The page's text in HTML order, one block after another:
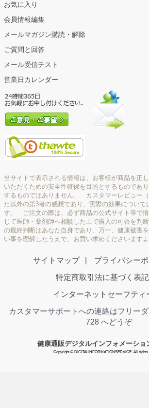
お気に入り
会員情報編集
メールマガジン購読・解除
ご質問と回答
メール受信テスト
営業日カレンダー
当サイトで表示される情報は、お客様が商品を正
いただくための安全性確保を目的とするものであ
するものではありません。 カスタマーレビュー
た以外の第3者の感想であり、実際の効果について
す。 ご注文の際は、必ず商品の公式サイト等で
じて医師・薬剤師へ相談した上で購入の可否を判
の最終判断はあなた自身であり、万一、健康被害
い事を理解したうえで、お買い求めくださいます
サイトマップ プライバシー
特定商取引法に基づく表記
インターネットセーフティ
カスタマーサポートへの連絡はフリー
728 へどうぞ
健康通販デジタルインフォメーショ
Copyright © DIGITALINFORMATIONSERVICE. All rights